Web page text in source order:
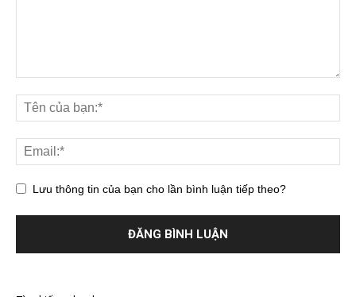
Lưu thông tin của bạn cho lần bình luận tiếp theo?